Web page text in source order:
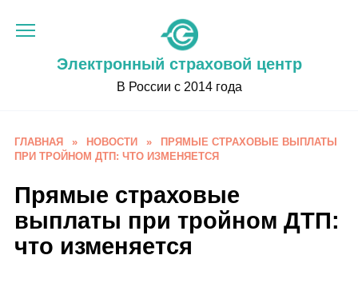
Электронный страховой центр
В России с 2014 года
ГЛАВНАЯ » НОВОСТИ »
ПРЯМЫЕ СТРАХОВЫЕ ВЫПЛАТЫ
ПРИ ТРОЙНОМ ДТП: ЧТО ИЗМЕНЯЕТСЯ
Прямые страховые
выплаты при тройном ДТП:
что изменяется